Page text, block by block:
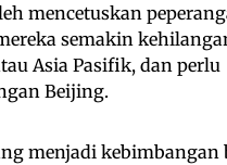
mencetuskan
semakin
Asia Pasifik, dan perlu
Beijing.
menjadi kebimbangan